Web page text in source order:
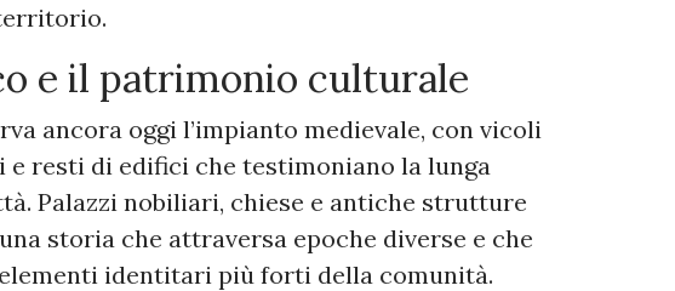
e il patrimonio culturale
ancora oggi l’impianto medievale, con vicoli
resti di edifici che testimoniano la lunga
Palazzi nobiliari, chiese e antiche strutture
storia che attraversa epoche diverse e che
identitari più forti della comunità.